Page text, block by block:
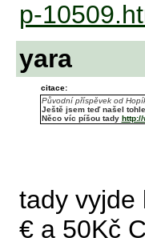
p-
yara
citace:
Původní příspěvek od
Ještě jsem teď našel tohle
Něco víc píšou tady
tady vyjde
€ a 50Kč